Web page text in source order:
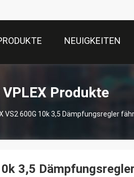
NEUIGKEITEN
VPLEX Produkte
VS2 600G 10k 3,5 Dämpfungsregler
3,5